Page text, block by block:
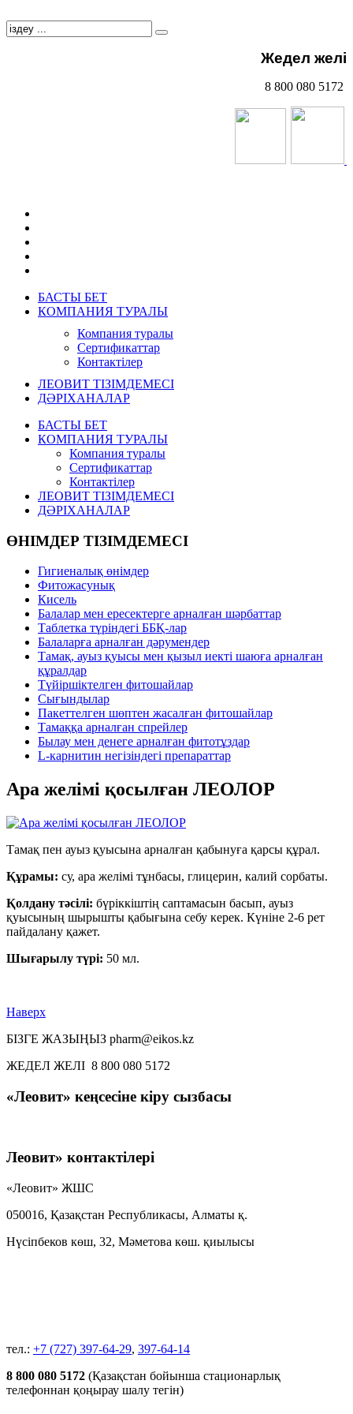
Жедел желі
8 800 080 5172
БАСТЫ БЕТ
КОМПАНИЯ ТУРАЛЫ
Компания туралы
Сертификаттар
Контактілер
ЛЕОВИТ ТІЗІМДЕМЕСІ
ДӘРІХАНАЛАР
БАСТЫ БЕТ
КОМПАНИЯ ТУРАЛЫ
Компания туралы
Сертификаттар
Контактілер
ЛЕОВИТ ТІЗІМДЕМЕСІ
ДӘРІХАНАЛАР
ӨНІМДЕР ТІЗІМДЕМЕСІ
Гигиеналық өнімдер
Фитожасунық
Кисель
Балалар мен ересектерге арналған шәрбаттар
Таблетка түріндегі ББҚ-лар
Балаларға арналған дәрумендер
Тамақ, ауыз қуысы мен қызыл иекті шаюға арналған
құралдар
Түйіршіктелген фитошайлар
Сығындылар
Пакеттелген шөптен жасалған фитошайлар
Тамаққа арналған спрейлер
Былау мен денеге арналған фитотұздар
L-карнитин негізіндегі препараттар
Ара желімі қосылған ЛЕОЛОР
Тамақ пен ауыз қуысына арналған қабынуға қарсы құрал.
Құрамы: су, ара желімі тұнбасы, глицерин, калий сорбаты.
Қолдану тәсілі: бүріккіштің саптамасын басып, ауыз
қуысының шырышты қабығына себу керек. Күніне 2-6 рет
пайдалану қажет.
Шығарылу түрі: 50 мл.
Наверх
БІЗГЕ ЖАЗЫҢЫЗ pharm@eikos.kz
ЖЕДЕЛ ЖЕЛІ 8 800 080 5172
«Леовит» кеңсесіне кіру сызбасы
Леовит» контактілері
«Леовит» ЖШС
050016, Қазақстан Республикасы, Алматы қ.
Нүсіпбеков көш, 32, Мәметова көш. қиылысы
тел.: +7 (727) 397-64-29, 397-64-14
8 800 080 5172 (Қазақстан бойынша стационарлық
телефоннан қоңырау шалу тегін)